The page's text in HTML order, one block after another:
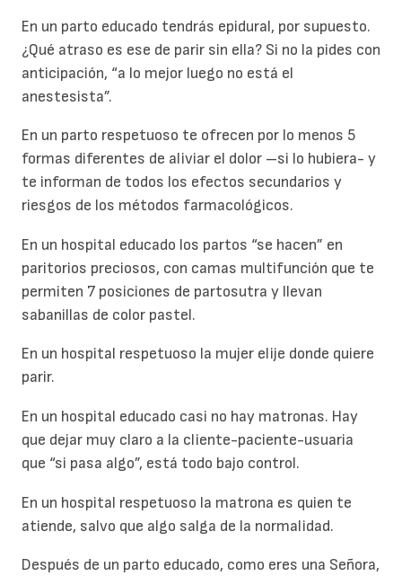
En un parto educado tendrás epidural, por supuesto.
¿Qué atraso es ese de parir sin ella? Si no la pides con
anticipación, “a lo mejor luego no está el
anestesista”.
En un parto respetuoso te ofrecen por lo menos 5
formas diferentes de aliviar el dolor –si lo hubiera- y
te informan de todos los efectos secundarios y
riesgos de los métodos farmacológicos.
En un hospital educado los partos “se hacen” en
paritorios preciosos, con camas multifunción que te
permiten 7 posiciones de partosutra y llevan
sabanillas de color pastel.
En un hospital respetuoso la mujer elije donde quiere
parir.
En un hospital educado casi no hay matronas. Hay
que dejar muy claro a la cliente-paciente-usuaria
que “si pasa algo”, está todo bajo control.
En un hospital respetuoso la matrona es quien te
atiende, salvo que algo salga de la normalidad.
Después de un parto educado, como eres una Señora,